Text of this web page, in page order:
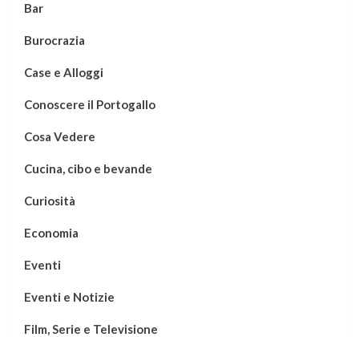
Bar
Burocrazia
Case e Alloggi
Conoscere il Portogallo
Cosa Vedere
Cucina, cibo e bevande
Curiosità
Economia
Eventi
Eventi e Notizie
Film, Serie e Televisione